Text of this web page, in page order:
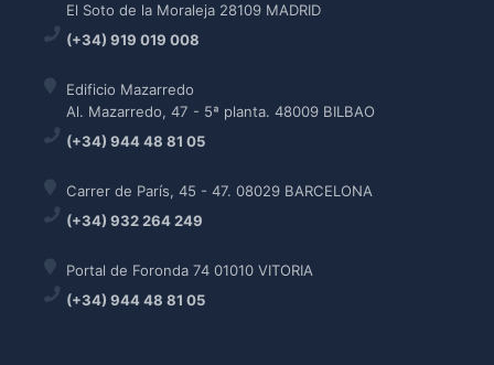
El Soto de la Moraleja 28109 MADRID
(+34) 919 019 008
Edificio Mazarredo
Al. Mazarredo, 47 - 5ª planta. 48009 BILBAO
(+34) 944 48 81 05
Carrer de París, 45 - 47. 08029 BARCELONA
(+34) 932 264 249
Portal de Foronda 74 01010 VITORIA
(+34) 944 48 81 05